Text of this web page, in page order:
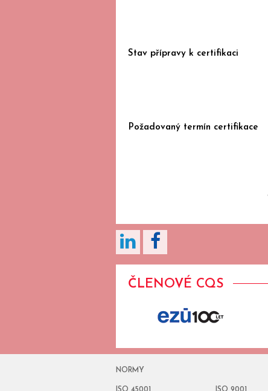
Stav přípravy k certifikaci
Požadovaný termín certifikace
ČLENOVÉ CQS
NORMY
ISO 45001 ISO 9001